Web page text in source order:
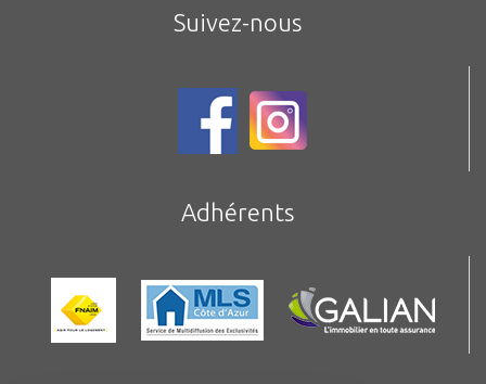
Suivez-nous
Adhérents